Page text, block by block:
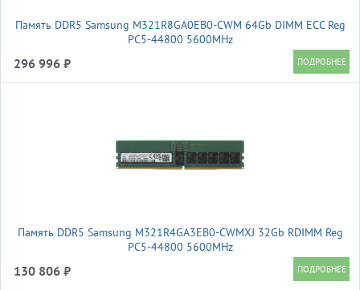
Память DDR5 Samsung M321R8GA0EB0-CWM 64Gb DIMM ECC Reg
PC5-44800 5600MHz
296 996 ₽
Память DDR5 Samsung M321R4GA3EB0-CWMXJ 32Gb RDIMM Reg
PC5-44800 5600MHz
130 806 ₽